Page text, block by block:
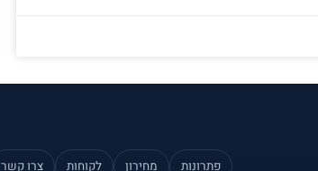
פתרונות מחירון לקוחות צרו קשר